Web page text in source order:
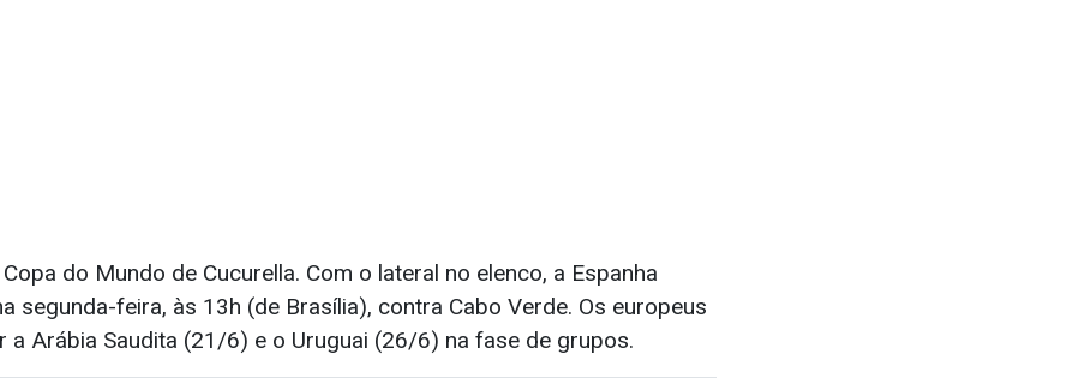
do Mundo de Cucurella. Com o lateral no elenco, a Espanha
segunda-feira, às 13h (de Brasília), contra Cabo Verde. Os europeus
a Arábia Saudita (21/6) e o Uruguai (26/6) na fase de grupos.